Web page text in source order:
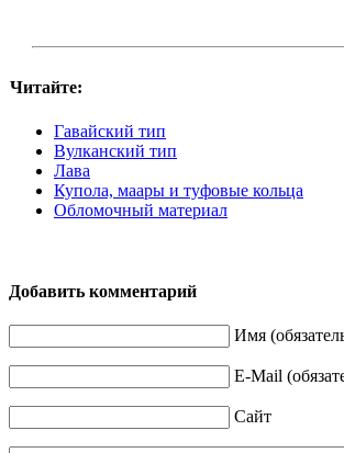
Читайте:
Гавайский тип
Вулканский тип
Лава
Купола, маары и туфовые кольца
Обломочный материал
Добавить комментарий
Имя
E-Mail
Сайт